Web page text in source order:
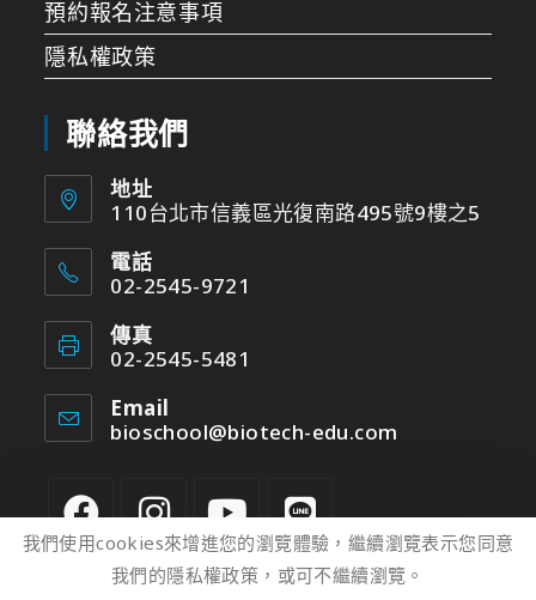
預約報名注意事項
隱私權政策
聯絡我們
地址
110台北市信義區光復南路495號9樓之5
電話
02-2545-9721
傳真
02-2545-5481
Email
bioschool@biotech-edu.com
我們使用cookies來增進您的瀏覽體驗，繼續瀏覽表示您同意
我們的隱私權政策，或可不繼續瀏覽。